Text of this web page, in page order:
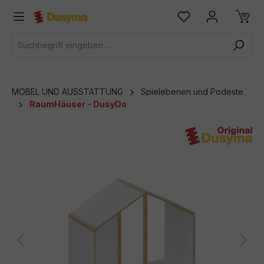
springen
MÖBEL UND AUSSTATTUNG
Spielebenen und Podeste
RaumHäuser - DusyDo